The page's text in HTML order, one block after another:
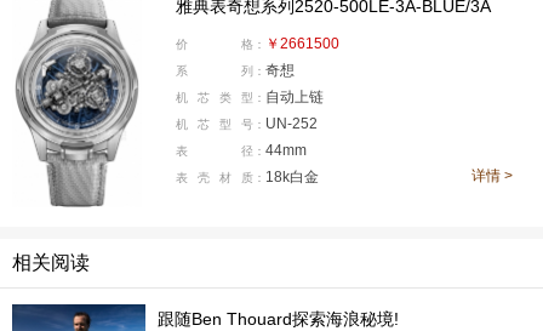
尺寸居然是44毫米，白金表壳，十分努力且克制
雅典表奇想系列2520-500LE-3A-BLUE/3A
价 格： ￥2661500
系 列： 奇想
机 芯 类 型： 自动上链
机 芯 型 号： UN-252
表 径： 44mm
表 壳 材 质： 18k白金 详情 >
相关阅读
跟随Ben Thouard探索海浪秘境!